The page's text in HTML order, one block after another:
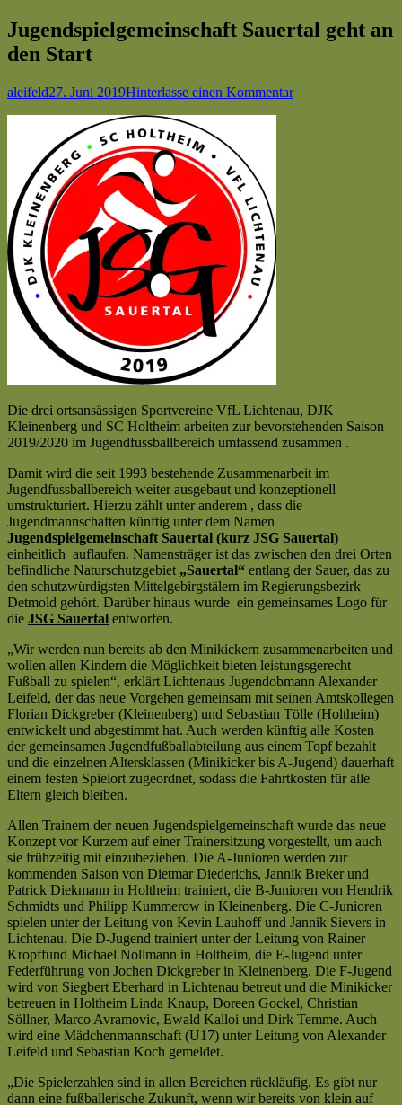
Jugendspielgemeinschaft Sauertal geht an
den Start
Autor
aleifeldVeröffentlicht
27. Juni 2019Hinterlasse einen Kommentarzu
Die drei ortsansässigen Sportvereine VfL Lichtenau, DJK
Kleinenberg und SC Holtheim arbeiten zur bevorstehenden Saison
2019/2020 im Jugendfussballbereich umfassend zusammen .
Damit wird die seit 1993 bestehende Zusammenarbeit im
Jugendfussballbereich weiter ausgebaut und konzeptionell
umstrukturiert. Hierzu zählt unter anderem , dass die
Jugendmannschaften künftig unter dem Namen
Jugendspielgemeinschaft Sauertal (kurz JSG Sauertal)
einheitlich auflaufen. Namensträger ist das zwischen den drei Orten
befindliche Naturschutzgebiet „Sauertal“ entlang der Sauer, das zu
den schutzwürdigsten Mittelgebirgstälern im Regierungsbezirk
Detmold gehört. Darüber hinaus wurde ein gemeinsames Logo für
die JSG Sauertal entworfen.
„Wir werden nun bereits ab den Minikickern zusammenarbeiten und
wollen allen Kindern die Möglichkeit bieten leistungsgerecht
Fußball zu spielen“, erklärt Lichtenaus Jugendobmann Alexander
Leifeld, der das neue Vorgehen gemeinsam mit seinen Amtskollegen
Florian Dickgreber (Kleinenberg) und Sebastian Tölle (Holtheim)
entwickelt und abgestimmt hat. Auch werden künftig alle Kosten
der gemeinsamen Jugendfußballabteilung aus einem Topf bezahlt
und die einzelnen Altersklassen (Minikicker bis A-Jugend) dauerhaft
einem festen Spielort zugeordnet, sodass die Fahrtkosten für alle
Eltern gleich bleiben.
Allen Trainern der neuen Jugendspielgemeinschaft wurde das neue
Konzept vor Kurzem auf einer Trainersitzung vorgestellt, um auch
sie frühzeitig mit einzubeziehen. Die A-Junioren werden zur
kommenden Saison von Dietmar Diederichs, Jannik Breker und
Patrick Diekmann in Holtheim trainiert, die B-Junioren von Hendrik
Schmidts und Philipp Kummerow in Kleinenberg. Die C-Junioren
spielen unter der Leitung von Kevin Lauhoff und Jannik Sievers in
Lichtenau. Die D-Jugend trainiert unter der Leitung von Rainer
Kropffund Michael Nollmann in Holtheim, die E-Jugend unter
Federführung von Jochen Dickgreber in Kleinenberg. Die F-Jugend
wird von Siegbert Eberhard in Lichtenau betreut und die Minikicker
betreuen in Holtheim Linda Knaup, Doreen Gockel, Christian
Söllner, Marco Avramovic, Ewald Kalloi und Dirk Temme. Auch
wird eine Mädchenmannschaft (U17) unter Leitung von Alexander
Leifeld und Sebastian Koch gemeldet.
„Die Spielerzahlen sind in allen Bereichen rückläufig. Es gibt nur
dann eine fußballerische Zukunft, wenn wir bereits von klein auf